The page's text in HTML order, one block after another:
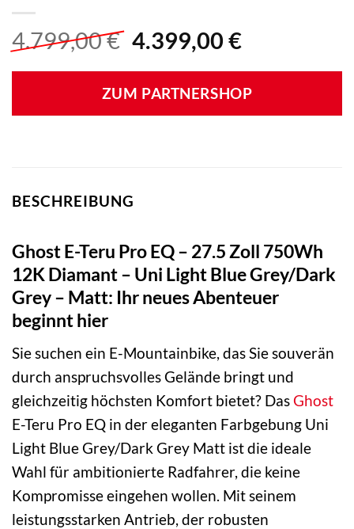
4.799,00€ Ursprünglicher
war:
4.799,00 €
4.399,00 €Aktueller
ist:
4.399,00
ZUM PARTNERSHOP
BESCHREIBUNG
Ghost E-Teru Pro EQ – 27.5 Zoll 750Wh
12K Diamant – Uni Light Blue Grey/Dark
Grey – Matt: Ihr neues Abenteuer
beginnt hier
Sie suchen ein E-Mountainbike, das Sie souverän
durch anspruchsvolles Gelände bringt und
gleichzeitig höchsten Komfort bietet? DasGhost
E-Teru Pro EQ in der eleganten Farbgebung Uni
Light Blue Grey/Dark Grey Matt ist die ideale
Wahl für ambitionierte Radfahrer, die keine
Kompromisse eingehen wollen. Mit seinem
leistungsstarken Antrieb, der robusten